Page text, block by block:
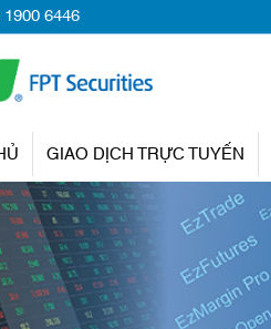
1900 6446
GIAO DỊCH TRỰC TUYẾN